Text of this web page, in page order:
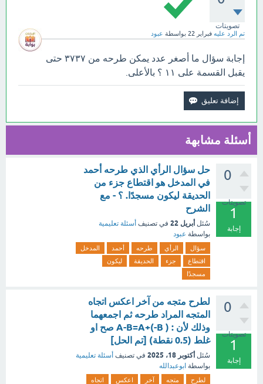
تصويتات
تم الرد عليه فبراير 22 بواسطة عبود
إجابة سؤال ما أصغر عدد يمكن طرحه من ٣٧٣٧ حتى
يقبل القسمة على ١١ ؟ بالأعلى.
أسئلة مشابهة
0
تصويتات
1
إجابة
حل سؤال الرأي الذي طرحه أحمد
في المدخل هو اقتطاع جزء من
الحديقة ليكون مسجدًا. ؟ - مع
الشرح
سُئل أبريل 22 في تصنيف أسئلة تعليمية
بواسطة عبود
سؤال الرأي طرحه أحمد
المدخل
اقتطاع
جزء الحديقة
ليكون
مسجدًا
0
تصويتات
1
إجابة
لطرح متجه من آخر اعكس اتجاه
المتجه المراد طرحه ثم اجمعهما
وذلك لأن : ( A-B=A+(-B صح او
غلط (0.5 نقطة) [تم الحل]
سُئل أكتوبر 18، 2025 في تصنيف أسئلة تعليمية
بواسطة ابوعبدالله
لطرح متجه آخر اعكس
اتجاه